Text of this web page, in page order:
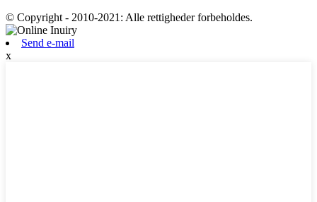
© Copyright - 2010-2021: Alle rettigheder forbeholdes.
Send e-mail
x